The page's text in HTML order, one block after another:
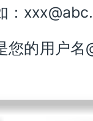
：
的用户名